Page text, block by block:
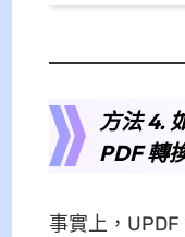
方法 4.
PDF 轉
事實上，